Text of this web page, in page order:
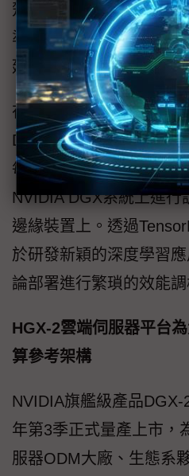
楚的工作流程。
準的推論內容，以及高
延遲目標中的GPU執行
在邊緣運算領域，
DRIVE自駕車與NVIDIA
每個架構上的深度神經
NVIDIA DGX系統上進
邊緣裝置上。透過
於研發新穎的深度學習
論部署進行繁瑣的效能調
HGX-2雲端伺服器平台
算參考架構
NVIDIA旗艦級產品
年第3季正式量產上市，
服器ODM大廠、生態系